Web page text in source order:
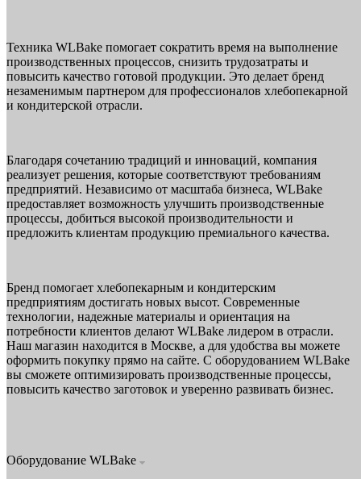
Техника WLBake помогает сократить время на выполнение
производственных процессов, снизить трудозатраты и
повысить качество готовой продукции. Это делает бренд
незаменимым партнером для профессионалов хлебопекарной
и кондитерской отрасли.
Благодаря сочетанию традиций и инноваций, компания
реализует решения, которые соответствуют требованиям
предприятий. Независимо от масштаба бизнеса, WLBake
предоставляет возможность улучшить производственные
процессы, добиться высокой производительности и
предложить клиентам продукцию премиального качества.
Бренд помогает хлебопекарным и кондитерским
предприятиям достигать новых высот. Современные
технологии, надежные материалы и ориентация на
потребности клиентов делают WLBake лидером в отрасли.
Наш магазин находится в Москве, а для удобства вы можете
оформить покупку прямо на сайте. С оборудованием WLBake
вы сможете оптимизировать производственные процессы,
повысить качество заготовок и уверенно развивать бизнес.
Оборудование WLBake